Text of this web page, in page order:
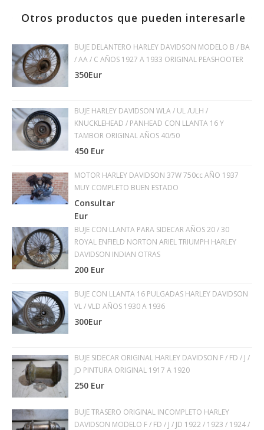
Otros productos que pueden interesarle
BUJE DELANTERO HARLEY DAVIDSON MODELO B / BA
/ AA / C AÑOS 1927 A 1933 ORIGINAL PEASHOOTER
350Eur
BUJE HARLEY DAVIDSON WLA / UL /ULH /
KNUCKLEHEAD / PANHEAD CON LLANTA 16 Y
TAMBOR ORIGINAL AÑOS 40/50
450 Eur
MOTOR HARLEY DAVIDSON 37W 750cc AÑO 1937
MUY COMPLETO BUEN ESTADO
Consultar
Eur
BUJE CON LLANTA PARA SIDECAR AÑOS 20 / 30
ROYAL ENFIELD NORTON ARIEL TRIUMPH HARLEY
DAVIDSON INDIAN OTRAS
200 Eur
BUJE CON LLANTA 16 PULGADAS HARLEY DAVIDSON
VL / VLD AÑOS 1930 A 1936
300Eur
BUJE SIDECAR ORIGINAL HARLEY DAVIDSON F / FD / J /
JD PINTURA ORIGINAL 1917 A 1920
250 Eur
BUJE TRASERO ORIGINAL INCOMPLETO HARLEY
DAVIDSON MODELO F / FD / J / JD 1922 / 1923 / 1924 /